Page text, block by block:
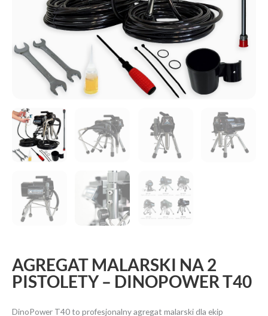
AGREGAT MALARSKI NA 2
PISTOLETY – DINOPOWER T40
DinoPower T40 to profesjonalny agregat malarski dla ekip